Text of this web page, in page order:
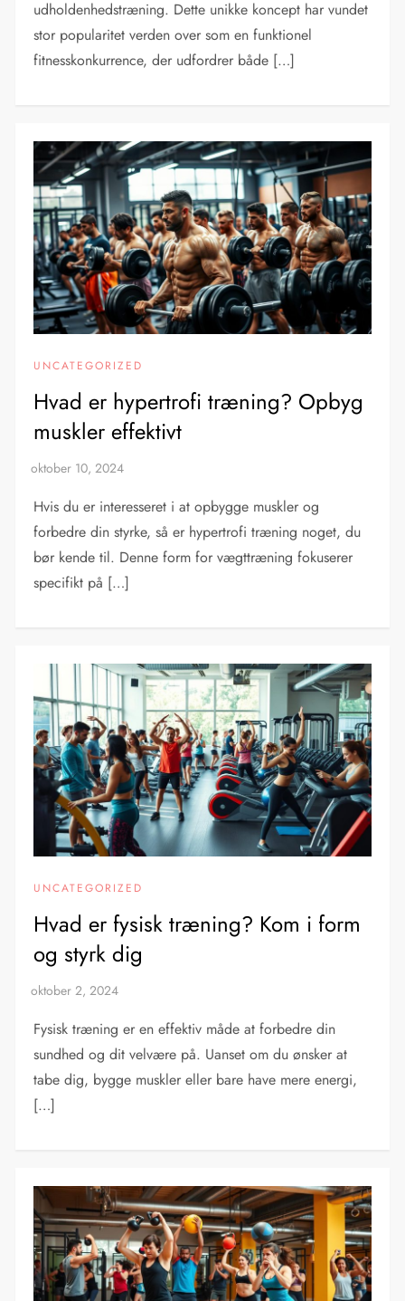
udholdenhedstræning. Dette unikke koncept har vundet
stor popularitet verden over som en funktionel
fitnesskonkurrence, der udfordrer både […]
UNCATEGORIZED
Hvad er hypertrofi træning? Opbyg
muskler effektivt
Hvis du er interesseret i at opbygge muskler og
forbedre din styrke, så er hypertrofi træning noget, du
bør kende til. Denne form for vægttræning fokuserer
specifikt på […]
UNCATEGORIZED
Hvad er fysisk træning? Kom i form
og styrk dig
Fysisk træning er en effektiv måde at forbedre din
sundhed og dit velvære på. Uanset om du ønsker at
tabe dig, bygge muskler eller bare have mere energi,
[…]